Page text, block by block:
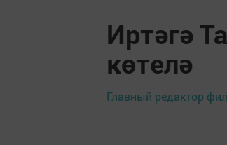
Иртәгә
көтелә
Главный редактор